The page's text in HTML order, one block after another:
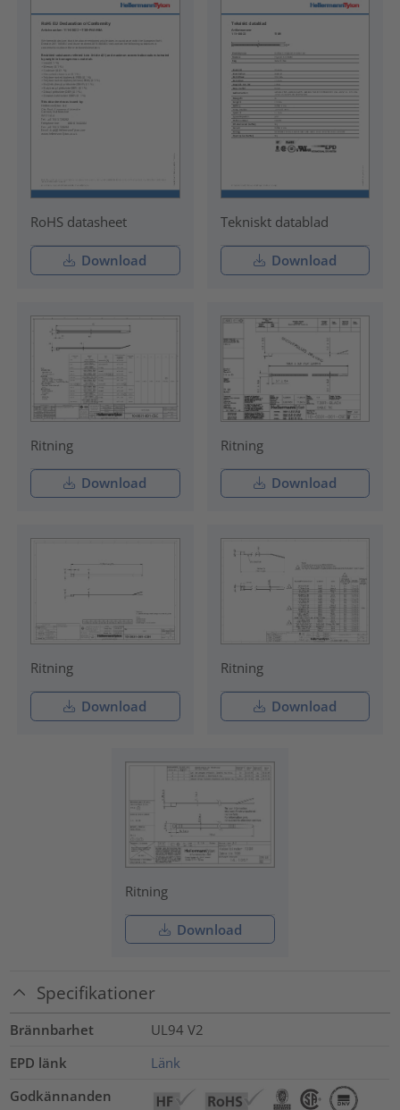
RoHS datasheet
Download
Tekniskt datablad
Download
Ritning
Download
Ritning
Download
Ritning
Download
Ritning
Download
Ritning
Download
Specifikationer
Brännbarhet
UL94 V2
EPD länk
Länk
Godkännanden